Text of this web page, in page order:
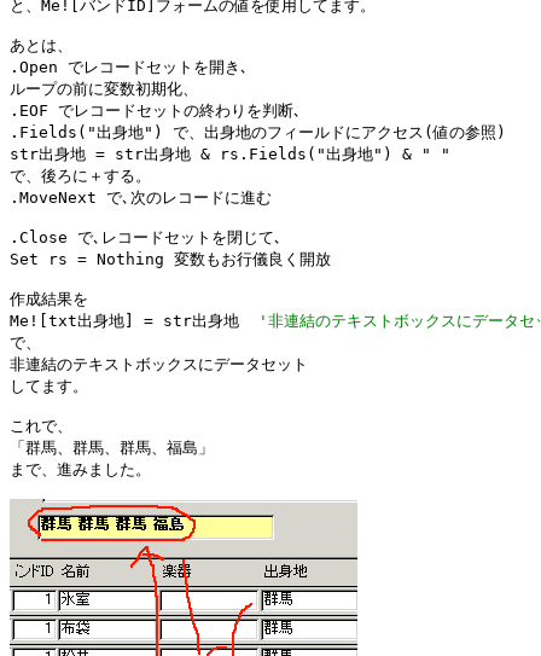
と、Me![バンドID]フォームの値を使用してます。
あとは、
.Open でレコードセットを開き､
ループの前に変数初期化、
.EOF でレコードセットの終わりを判断､
.Fields("出身地") で、出身地のフィールドにアクセス(値の参照)
str出身地 = str出身地 & rs.Fields("出身地") & " "
で、後ろに＋する。
.MoveNext で､次のレコードに進む
.Close で､レコードセットを閉じて､
Set rs = Nothing 変数もお行儀良く開放
作成結果を
Me![txt出身地] = str出身地
'非連結のテキストボックスにデータセ
で、
非連結のテキストボックスにデータセット
してます。
これで、
「群馬、群馬、群馬、福島」
まで、進みました。